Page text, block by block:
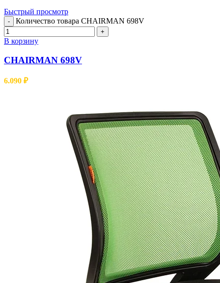
Быстрый просмотр
- Количество товара CHAIRMAN 698V
+
В корзину
CHAIRMAN 698V
6.090 ₽